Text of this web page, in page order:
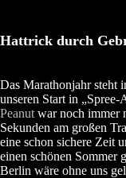
Hattrick durch
Das Marathonjahr steht
unseren Start in
Peanut war noch immer
Sekunden am großen
eine schon sichere Zeit
einen schönen Sommer
Berlin wäre ohne uns